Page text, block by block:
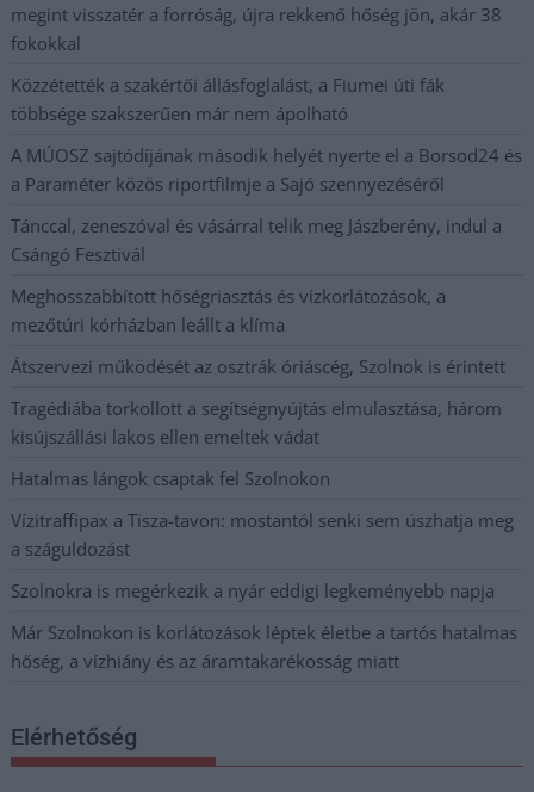
megint visszatér a forróság, újra rekkenő hőség jön, akár 38
fokokkal
Közzétették a szakértői állásfoglalást, a Fiumei úti fák
többsége szakszerűen már nem ápolható
A MÚOSZ sajtódíjának második helyét nyerte el a Borsod24 és
a Paraméter közös riportfilmje a Sajó szennyezéséről
Tánccal, zeneszóval és vásárral telik meg Jászberény, indul a
Csángó Fesztivál
Meghosszabbított hőségriasztás és vízkorlátozások, a
mezőtúri kórházban leállt a klíma
Átszervezi működését az osztrák óriáscég, Szolnok is érintett
Tragédiába torkollott a segítségnyújtás elmulasztása, három
kisújszállási lakos ellen emeltek vádat
Hatalmas lángok csaptak fel Szolnokon
Vízitraffipax a Tisza-tavon: mostantól senki sem úszhatja meg
a száguldozást
Szolnokra is megérkezik a nyár eddigi legkeményebb napja
Már Szolnokon is korlátozások léptek életbe a tartós hatalmas
hőség, a vízhiány és az áramtakarékosság miatt
Elérhetőség